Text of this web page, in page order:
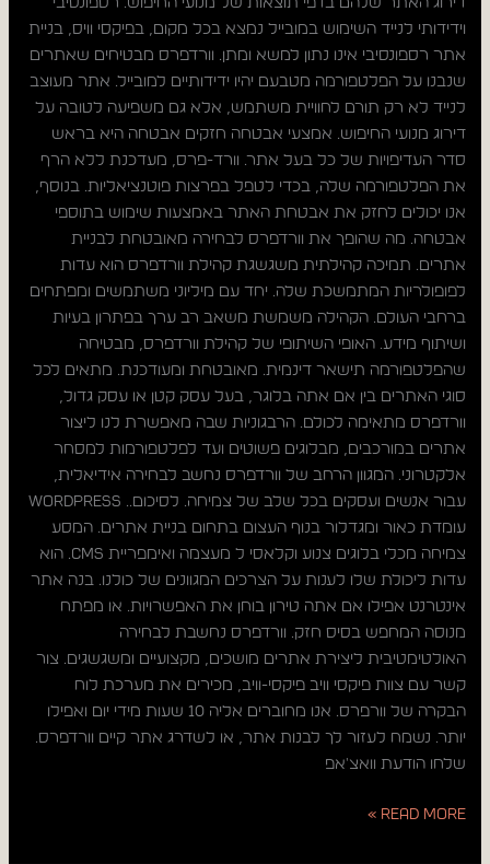
וידידותי לנייד השימוש במובייל נמצא בכל מקום, בפיקסי וויס, בניית
אתר רספונסיבי אינו נתון למשא ומתן. וורדפרס מבטיחים שאתרים
שנבנו על הפלטפורמה מטבעם יהיו ידידותיים למובייל. אתר מעוצב
לנייד לא רק תורם לחוויית משתמש, אלא גם משפיעה לטובה על
דירוג מנועי החיפוש. אמצעי אבטחה חזקים אבטחה היא בראש
סדר העדיפויות של כל בעל אתר. וורד-פרס, מעדכנת ללא הרף
את הפלטפורמה שלה, בכדי לטפל בפרצות פוטנציאליות. בנוסף,
אנו יכולים לחזק את אבטחת האתר באמצעות שימוש בתוספי
אבטחה. מה שהופך את וורדפרס לבחירה מאובטחת לבניית
אתרים. תמיכה קהילתית משגשגת קהילת וורדפרס הוא עדות
לפופולריות המתמשכת שלה. יחד עם מיליוני משתמשים ומפתחים
ברחבי העולם. הקהילה משמשת משאב רב ערך בפתרון בעיות
ושיתוף מידע. האופי השיתופי של קהילת וורדפרס, מבטיחה
שהפלטפורמה תישאר דינמית. מאובטחת ומעודכנת. מתאים לכל
סוגי האתרים בין אם אתה בלוגר, בעל עסק קטן או עסק גדול,
וורדפרס מתאימה לכולם. הרבגוניות שבה מאפשרת לנו ליצור
אתרים במורכבים, מבלוגים פשוטים ועד לפלטפורמות למסחר
אלקטרוני. המגוון הרחב של וורדפרס נחשב לבחירה אידיאלית,
עבור אנשים ועסקים בכל שלב של צמיחה. לסיכום.. wordpress
עומדת כאור ומגדלור בנוף העצום בתחום בניית אתרים. המסע
צמיחה מכלי בלוגים צנוע וקלאסי ל מעצמה ואימפריית CMS. הוא
עדות ליכולת שלו לענות על הצרכים המגוונים של כולנו. בנה אתר
אינטרנט אפילו אם אתה טירון בוחן את האפשרויות. או מפתח
מנוסה המחפש בסיס חזק. וורדפרס נחשבת לבחירה
האולטימטיבית ליצירת אתרים מושכים, מקצועיים ומשגשגים. צור
קשר עם צוות פיקסי וויב פיקסי-וויב, מכירים את מערכת לוח
הבקרה של וורפרס. אנו מחוברים אליה 10 שעות מידי יום ואפילו
יותר. נשמח לעזור לך לבנות אתר, או לשדרג אתר קיים וורדפרס.
שלחו הודעת וואצ'אפ
Read More »